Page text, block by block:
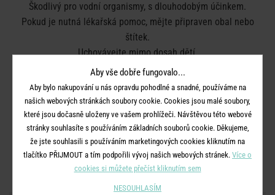
Škodlivý pro vodní organismy, s dlouhodobým účinkem.
Pokud je nutná lékařská pomoc, mějte připraven obal nebo
štítek.
Uchovávejte mimo dosah dětí.
Chraňte před teplem, horkými povrchy, jiskrami, otevřeným
ohněm a jinými zdroji zapálení.
Nekuřte. Při manipulaci použijte vhodné ochranné rukavice.
Pokud dojde k podráždění kůže: Vyhledejte lékařskou pomoc
nebo ošetření.
Zlikvidujte obsah/obal v souladu s místními / národními /
mezinárodními předpisy.
Aby vše dobře fungovalo...
Aby bylo nakupování u nás opravdu pohodlné a snadné, používáme na
našich webových stránkách soubory cookie. Cookies jsou malé soubory,
které jsou dočasně uloženy ve vašem prohlížeči. Návštěvou této webové
stránky souhlasíte s používáním základních souborů cookie. Děkujeme,
že jste souhlasili s používáním marketingových cookies kliknutím na
tlačítko PŘIJMOUT a tím podpořili vývoj našich webových stránek. Více o
cookies si můžete přečíst kliknutím sem
NESOUHLASÍM